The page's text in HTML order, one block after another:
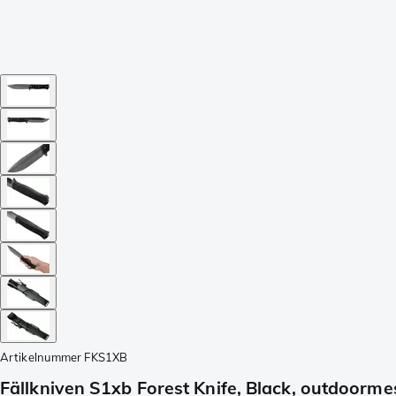
Artikelnummer FKS1XB
Fällkniven S1xb Forest Knife, Black,